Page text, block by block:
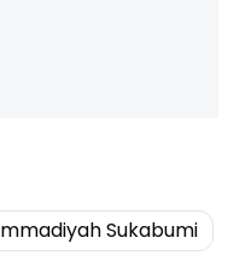
Sukabumi